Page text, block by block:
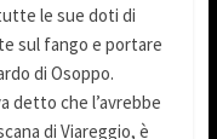
le sue doti di
sul fango e portare
di Osoppo.
detto che l’avrebbe
di Viareggio, è